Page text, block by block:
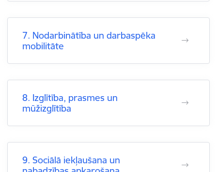
7. Nodarbinātība un darbaspēka
mobilitāte
8. Izglītība, prasmes un
mūžizglītība
9. Sociālā iekļaušana un